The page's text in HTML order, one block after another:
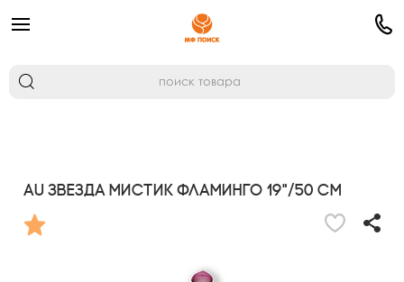
AU Звезда Мистик Фламинго 19"/50 см